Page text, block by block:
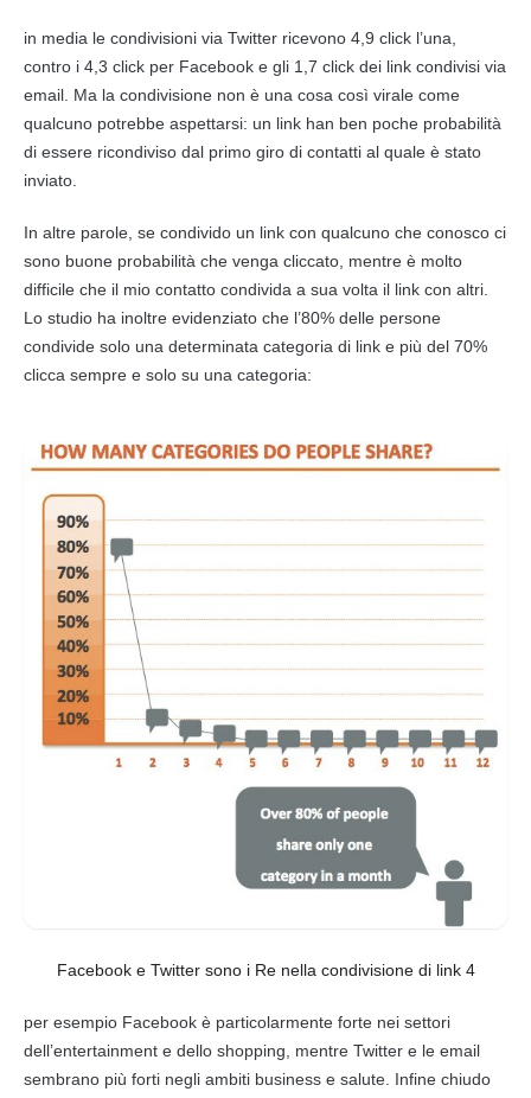
in media le condivisioni via Twitter ricevono 4,9 click l’una,
contro i 4,3 click per Facebook e gli 1,7 click dei link condivisi via
email. Ma la condivisione non è una cosa così virale come
qualcuno potrebbe aspettarsi: un link han ben poche probabilità
di essere ricondiviso dal primo giro di contatti al quale è stato
inviato.
In altre parole, se condivido un link con qualcuno che conosco ci
sono buone probabilità che venga cliccato, mentre è molto
difficile che il mio contatto condivida a sua volta il link con altri.
Lo studio ha inoltre evidenziato che l’80% delle persone
condivide solo una determinata categoria di link e più del 70%
clicca sempre e solo su una categoria:
Facebook e Twitter sono i Re nella condivisione di link 4
per esempio Facebook è particolarmente forte nei settori
dell’entertainment e dello shopping, mentre Twitter e le email
sembrano più forti negli ambiti business e salute. Infine chiudo